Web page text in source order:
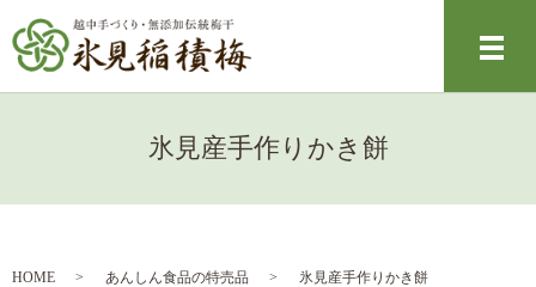
氷見産手作りかき餅
HOME あんしん食品の特売品 氷見産手作りかき餅